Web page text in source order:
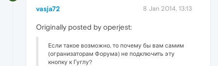
vasja72 8 Jan 2014, 13:13
Originally posted by operjest:
Если такое возможно, то почему бы вам самим
(огранизаторам Форума) не подключить эту
кнопку к Гуглу?